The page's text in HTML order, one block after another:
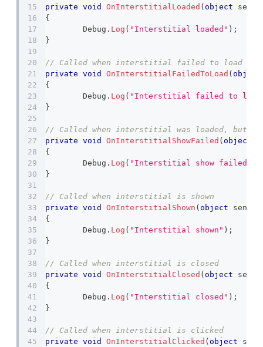
private void OnInterstitialLoaded ( object
{
	Debug
. Log ( "Interstitial loaded" ) ;
}
// Called when interstitial failed to load
private void OnInterstitialFailedToLoad ( object
{
	Debug
. Log ( "Interstitial failed to
}
// Called when interstitial was loaded, but
private void OnInterstitialShowFailed ( object
{
	Debug
. Log ( "Interstitial show failed"
}
// Called when interstitial is shown
private void OnInterstitialShown ( object sender
{
	Debug
. Log ( "Interstitial shown" ) ;
}
// Called when interstitial is closed
private void OnInterstitialClosed ( object
{
	Debug
. Log ( "Interstitial closed" ) ;
}
// Called when interstitial is clicked
private void OnInterstitialClicked ( object